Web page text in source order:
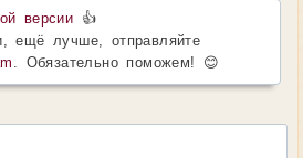
версии 👍
ещё лучше, отправляйте
. Обязательно поможем! 😊